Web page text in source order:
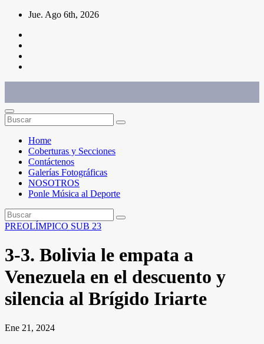
Saltar
contenido
Jue. Ago 6th, 2026
Home
Coberturas y Secciones
Contáctenos
Galerías Fotográficas
NOSOTROS
Ponle Música al Deporte
PREOLÍMPICO SUB 23
3-3. Bolivia le empata a
Venezuela en el descuento y
silencia al Brígido Iriarte
Ene 21, 2024